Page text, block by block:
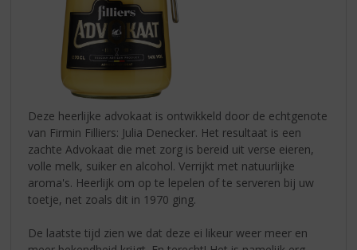
Deze heerlijke advokaat is ontwikkeld door de echtgenote
van Firmin Filliers: Julia Denecker. Het resultaat is een
zachte Advokaat die met zorg is bereid uit verse eieren,
volle melk, suiker en alcohol. Verrijkt met natuurlijke
aroma's. Heerlijk om op te lepelen of te serveren bij uw
toetje, net zoals dit in 1970 ging.
De laatste tijd zien we dat deze ei likeur weer meer en